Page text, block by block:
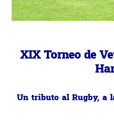
XIX Torneo de
Un tributo al Rugby, a